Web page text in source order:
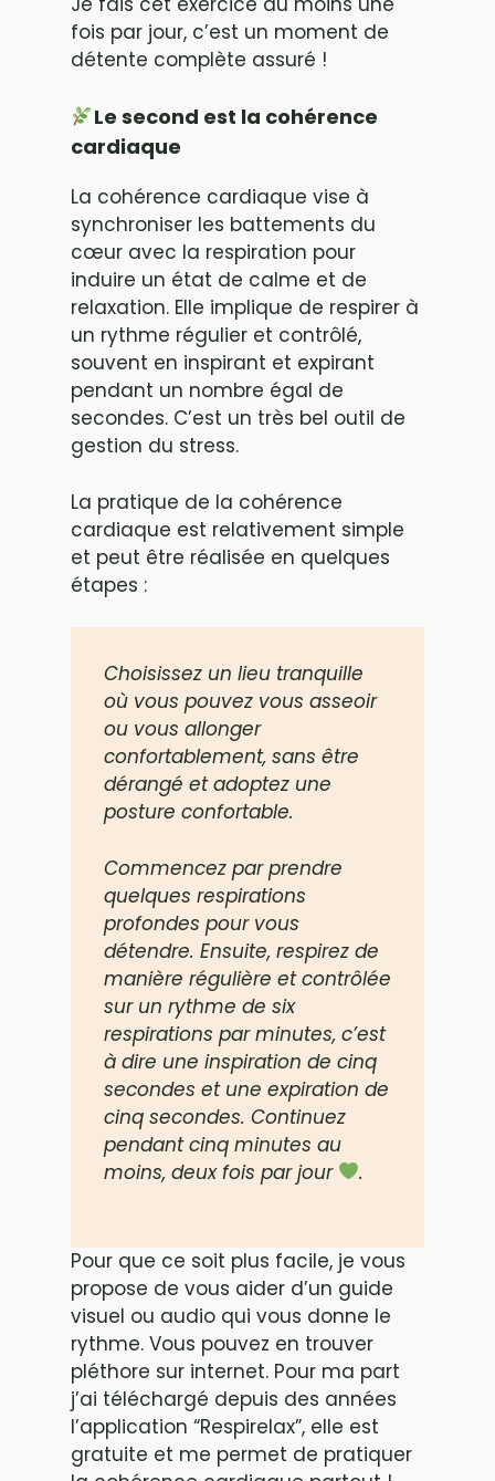
fois par jour, c’est un moment de
détente complète assuré !
Le second est la cohérence
cardiaque
La cohérence cardiaque vise à
synchroniser les battements du
cœur avec la respiration pour
induire un état de calme et de
relaxation. Elle implique de respirer à
un rythme régulier et contrôlé,
souvent en inspirant et expirant
pendant un nombre égal de
secondes. C’est un très bel outil de
gestion du stress.
La pratique de la cohérence
cardiaque est relativement simple
et peut être réalisée en quelques
étapes :
Choisissez un lieu tranquille
où vous pouvez vous asseoir
ou vous allonger
confortablement, sans être
dérangé et adoptez une
posture confortable.
Commencez par prendre
quelques respirations
profondes pour vous
détendre. Ensuite, respirez de
manière régulière et contrôlée
sur un rythme de six
respirations par minutes, c’est
à dire une inspiration de cinq
secondes et une expiration de
cinq secondes. Continuez
pendant cinq minutes au
moins, deux fois par jour
.
Pour que ce soit plus facile, je vous
propose de vous aider d’un guide
visuel ou audio qui vous donne le
rythme. Vous pouvez en trouver
pléthore sur internet. Pour ma part
j’ai téléchargé depuis des années
l’application “Respirelax”, elle est
gratuite et me permet de pratiquer